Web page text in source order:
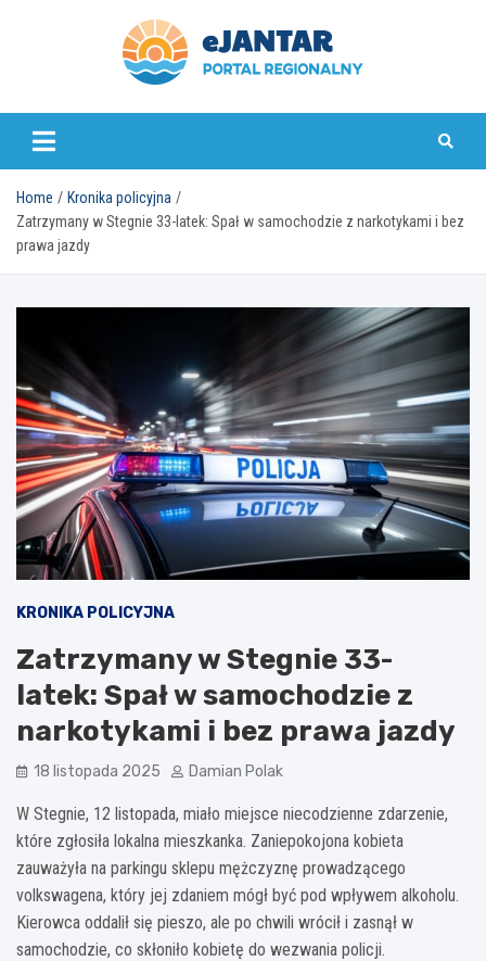
ejantar.pl
Home
Kronika policyjna
Zatrzymany w Stegnie 33-latek: Spał w samochodzie z narkotykami i bez
prawa jazdy
KRONIKA POLICYJNA
Zatrzymany w Stegnie 33-
latek: Spał w samochodzie z
narkotykami i bez prawa jazdy
18 listopada 2025 Damian Polak
W Stegnie, 12 listopada, miało miejsce niecodzienne zdarzenie,
które zgłosiła lokalna mieszkanka. Zaniepokojona kobieta
zauważyła na parkingu sklepu mężczyznę prowadzącego
volkswagena, który jej zdaniem mógł być pod wpływem alkoholu.
Kierowca oddalił się pieszo, ale po chwili wrócił i zasnął w
samochodzie, co skłoniło kobietę do wezwania policji.